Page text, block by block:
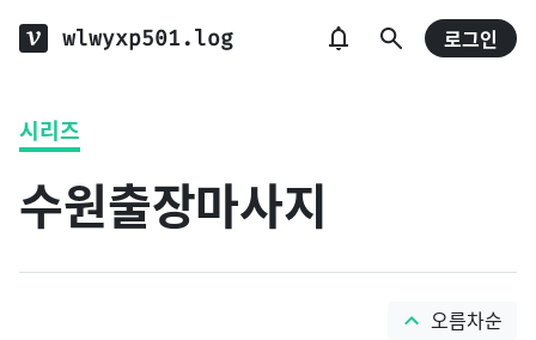
wlwyxp501.log 로그인
시리즈
수원출장마사지
오름차순